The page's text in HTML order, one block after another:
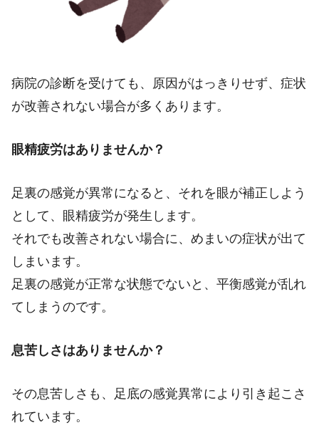
病院の診断を受けても、原因がはっきりせず、症状
が改善されない場合が多くあります。
眼精疲労はありませんか？
足裏の感覚が異常になると、それを眼が補正しよう
として、眼精疲労が発生します。
それでも改善されない場合に、めまいの症状が出て
しまいます。
足裏の感覚が正常な状態でないと、平衡感覚が乱れ
てしまうのです。
息苦しさはありませんか？
その息苦しさも、足底の感覚異常により引き起こさ
れています。